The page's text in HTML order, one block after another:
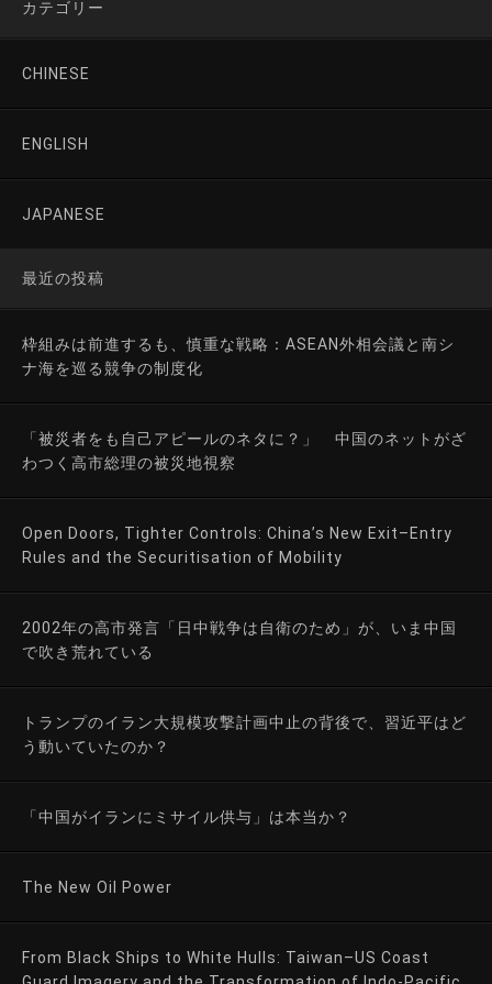
カテゴリー
CHINESE
ENGLISH
JAPANESE
最近の投稿
枠組みは前進するも、慎重な戦略：ASEAN外相会議と南シ
ナ海を巡る競争の制度化
「被災者をも自己アピールのネタに？」 中国のネットがざ
わつく高市総理の被災地視察
Open Doors, Tighter Controls: China’s New Exit–Entry
Rules and the Securitisation of Mobility
2002年の高市発言「日中戦争は自衛のため」が、いま中国
で吹き荒れている
トランプのイラン大規模攻撃計画中止の背後で、習近平はど
う動いていたのか？
「中国がイランにミサイル供与」は本当か？
The New Oil Power
From Black Ships to White Hulls: Taiwan–US Coast